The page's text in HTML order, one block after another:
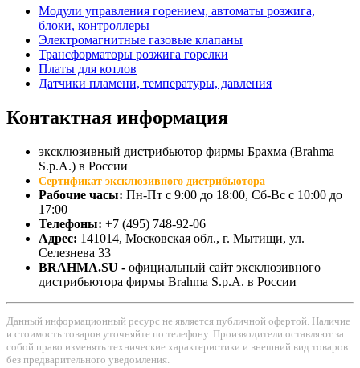
Модули управления горением, автоматы розжига,
блоки, контроллеры
Электромагнитные газовые клапаны
Трансформаторы розжига горелки
Платы для котлов
Датчики пламени, температуры, давления
Контактная информация
эксклюзивный дистрибьютор фирмы Брахма (Brahma
S.p.A.) в России
Сертификат эксклюзивного дистрибьютора
Рабочие часы: Пн-Пт с 9:00 до 18:00, Сб-Вс с 10:00 до
17:00
Телефоны: +7 (495) 748-92-06
Адрес: 141014, Московская обл., г. Мытищи, ул.
Селезнева 33
BRAHMA.SU - официальный сайт эксклюзивного
дистрибьютора фирмы Brahma S.p.A. в России
Данный информационный ресурс не является публичной офертой. Наличие
и стоимость товаров уточняйте по телефону. Производители оставляют за
собой право изменять технические характеристики и внешний вид товаров
без предварительного уведомления.